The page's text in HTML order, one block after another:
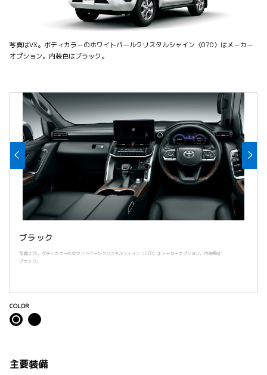
写真はVX。ボディカラーのホワイトパールクリスタルシャイン〈070〉はメーカー
オプション。内装色はブラック。
ブラック
写真はVX。ボディカラーのホワイトパールクリスタルシャイン〈070〉はメーカーオプション。内装色は
ブラック。
COLOR
主要装備